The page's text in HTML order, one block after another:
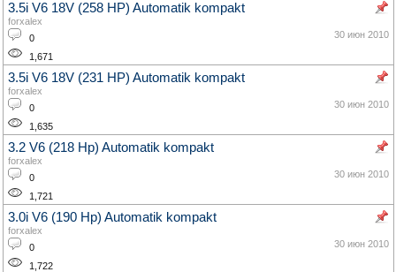
3.5i V6 18V (258 HP) Automatik kompakt
forxalex
0
1,671
30 июн 2010
3.5i V6 18V (231 HP) Automatik kompakt
forxalex
0
1,635
30 июн 2010
3.2 V6 (218 Hp) Automatik kompakt
forxalex
0
1,721
30 июн 2010
3.0i V6 (190 Hp) Automatik kompakt
forxalex
0
1,722
30 июн 2010